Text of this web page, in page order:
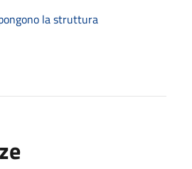
la struttura